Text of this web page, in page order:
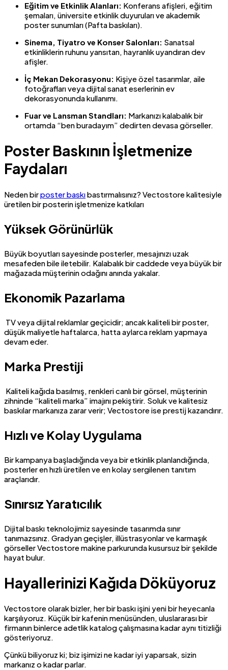
Eğitim ve Etkinlik Alanları: Konferans afişleri, eğitim
şemaları, üniversite etkinlik duyuruları ve akademik
poster sunumları (Pafta baskıları).
Sinema, Tiyatro ve Konser Salonları: Sanatsal
etkinliklerin ruhunu yansıtan, hayranlık uyandıran dev
afişler.
İç Mekan Dekorasyonu: Kişiye özel tasarımlar, aile
fotoğrafları veya dijital sanat eserlerinin ev
dekorasyonunda kullanımı.
Fuar ve Lansman Standları: Markanızı kalabalık bir
ortamda “ben buradayım” dedirten devasa görseller.
Poster Baskının İşletmenize
Faydaları
Neden birposter baskıbastırmalısınız? Vectostore kalitesiyle
üretilen bir posterin işletmenize katkıları
Yüksek Görünürlük
Büyük boyutları sayesinde posterler, mesajınızı uzak
mesafeden bile iletebilir. Kalabalık bir caddede veya büyük bir
mağazada müşterinin odağını anında yakalar.
Ekonomik Pazarlama
TV veya dijital reklamlar geçicidir; ancak kaliteli bir poster,
düşük maliyetle haftalarca, hatta aylarca reklam yapmaya
devam eder.
Marka Prestiji
Kaliteli kağıda basılmış, renkleri canlı bir görsel, müşterinin
zihninde “kaliteli marka” imajını pekiştirir. Soluk ve kalitesiz
baskılar markanıza zarar verir; Vectostore ise prestij kazandırır.
Hızlı ve Kolay Uygulama
Bir kampanya başladığında veya bir etkinlik planlandığında,
posterler en hızlı üretilen ve en kolay sergilenen tanıtım
araçlarıdır.
Sınırsız Yaratıcılık
Dijital baskı teknolojimiz sayesinde tasarımda sınır
tanımazsınız. Gradyan geçişler, illüstrasyonlar ve karmaşık
görseller Vectostore makine parkurunda kusursuz bir şekilde
hayat bulur.
Hayallerinizi Kağıda Döküyoruz
Vectostore olarak bizler, her bir baskı işini yeni bir heyecanla
karşılıyoruz. Küçük bir kafenin menüsünden, uluslararası bir
firmanın binlerce adetlik katalog çalışmasına kadar aynı titizliği
gösteriyoruz.
Çünkü biliyoruz ki; biz işimizi ne kadar iyi yaparsak, sizin
markanız o kadar parlar.